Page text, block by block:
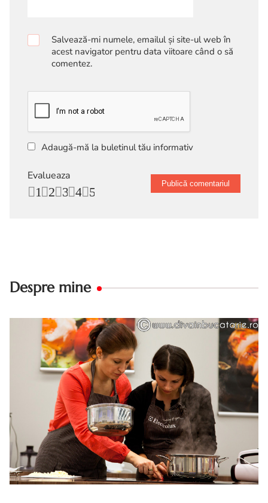
Salvează-mi numele, emailul și site-ul web în
acest navigator pentru data viitoare când o să
comentez.
Adaugă-mă la buletinul tău informativ
Evalueaza
5
4
3
2
1
Despre mine